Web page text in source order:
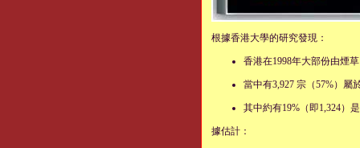
根據香港大學的研究發現：
香港在1998年大部份由煙
當中有3,927 宗（57%）屬
其中約有19%（即1,324）
據估計：